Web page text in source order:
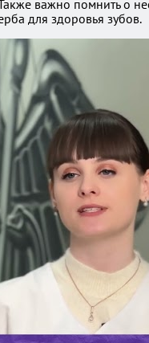
важно помнить о
для здоровья зубов.